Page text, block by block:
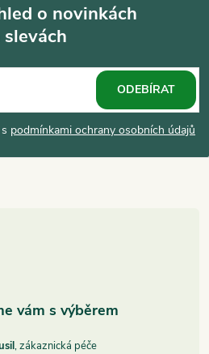
o novinkách
slevách
podmínkami ochrany osobních údajů
ODEBÍRAT